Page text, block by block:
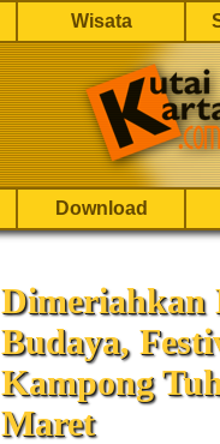
Wisata
Download
Dimeriahkan
Budaya,
Kampong
Maret